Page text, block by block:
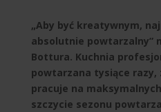
„Aby być kreatywnym,
absolutnie powtarzalny”
Bottura. Kuchnia
powtarzana tysiące razy,
pracuje na
szczycie sezonu